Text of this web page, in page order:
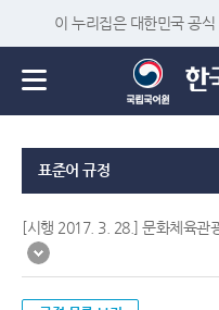
이 누리집은 대한민국 공
표준어 규정
[시행 2017. 3. 28.] 문화체육